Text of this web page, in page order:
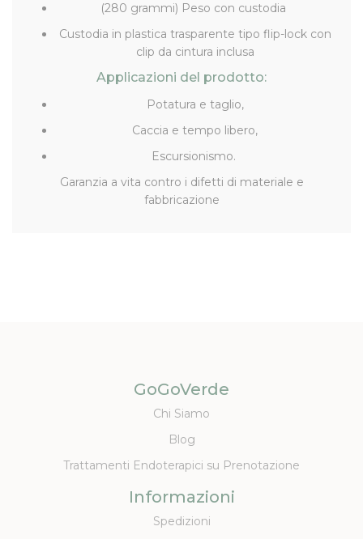
(280 grammi) Peso con custodia
Custodia in plastica trasparente tipo flip-lock con
clip da cintura inclusa
Applicazioni del prodotto:
Potatura e taglio,
Caccia e tempo libero,
Escursionismo.
Garanzia a vita contro i difetti di materiale e
fabbricazione
GoGoVerde
Chi Siamo
Blog
Trattamenti Endoterapici su Prenotazione
Informazioni
Spedizioni